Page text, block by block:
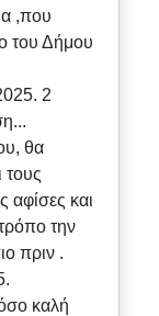
,που
του Δήμου
2
θα
τους
αφίσες και
την
πριν .
καλή